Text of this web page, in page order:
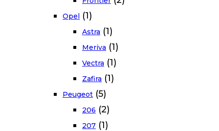
Opel (1)
Astra (1)
Meriva (1)
Vectra (1)
Zafira (1)
Peugeot (5)
206 (2)
207 (1)